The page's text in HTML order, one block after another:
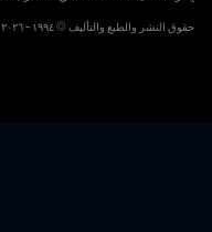
حقوق النشر والطبع والتأليف © ١٩٩٤ - ٢٠٢٦ FIFA. جميع الحقوق محفوظة.